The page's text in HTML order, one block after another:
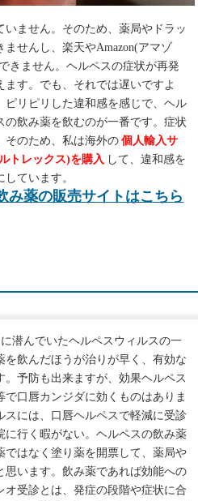
ません。そのため、薬局やドラッ
せんし、楽天やAmazon(アマゾ
きません。ヘルペスの症状が再発
ます。でも、それでは遅いですよ
ピリピリした違和感を感じで、ヘル
飲み薬を飲むのが一番です。症状
そのため、私は海外の個人輸入サ
トレックス)を購入 して、違和感を
ています。
み薬の販売サイトはこちら
潜んでいたヘルペスウィルスの一
飲んだほうが治りが早く、有効な
予防も出来ますが、効果ヘルペス
口唇カンジダに効くものはありま
には、口唇ヘルペスで軽減に受診
行く暇がない。ヘルペスの飲み薬
はなく塗り薬を開票して、薬局や
います。飲み薬であれば効能への
受診とは、発症の段階や症状に合